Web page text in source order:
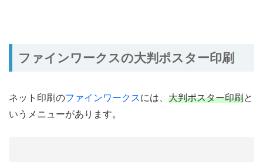
ファインワークスの大判ポスター印刷
ネット印刷のファインワークスには、 大判ポスター印刷と
いうメニューがあります。